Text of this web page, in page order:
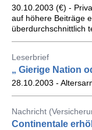
30.10.2003 (€) -
auf höhere Beiträge
überdurchschnittlich
Leserbrief
„ Gierige Nation
28.10.2003 -
Nachricht
Continentale